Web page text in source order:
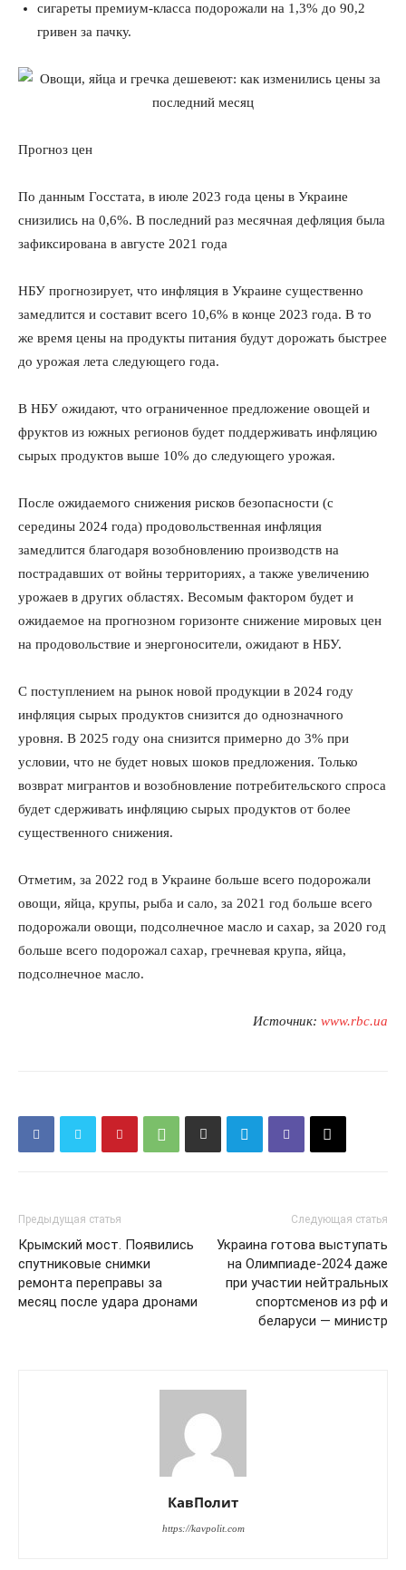
сигареты премиум-класса подорожали на 1,3% до 90,2
гривен за пачку.
Прогноз цен
По данным Госстата, в июле 2023 года цены в Украине
снизились на 0,6%. В последний раз месячная дефляция была
зафиксирована в августе 2021 года
НБУ прогнозирует, что инфляция в Украине существенно
замедлится и составит всего 10,6% в конце 2023 года. В то
же время цены на продукты питания будут дорожать быстрее
до урожая лета следующего года.
В НБУ ожидают, что ограниченное предложение овощей и
фруктов из южных регионов будет поддерживать инфляцию
сырых продуктов выше 10% до следующего урожая.
После ожидаемого снижения рисков безопасности (с
середины 2024 года) продовольственная инфляция
замедлится благодаря возобновлению производств на
пострадавших от войны территориях, а также увеличению
урожаев в других областях. Весомым фактором будет и
ожидаемое на прогнозном горизонте снижение мировых цен
на продовольствие и энергоносители, ожидают в НБУ.
С поступлением на рынок новой продукции в 2024 году
инфляция сырых продуктов снизится до однозначного
уровня. В 2025 году она снизится примерно до 3% при
условии, что не будет новых шоков предложения. Только
возврат мигрантов и возобновление потребительского спроса
будет сдерживать инфляцию сырых продуктов от более
существенного снижения.
Отметим, за 2022 год в Украине больше всего подорожали
овощи, яйца, крупы, рыба и сало, за 2021 год больше всего
подорожали овощи, подсолнечное масло и сахар, за 2020 год
больше всего подорожал сахар, гречневая крупа, яйца,
подсолнечное масло.
Источник: www.rbc.ua
Предыдущая статья
Крымский мост. Появились
спутниковые снимки
ремонта переправы за
месяц после удара дронами
Следующая статья
Украина готова выступать
на Олимпиаде-2024 даже
при участии нейтральных
спортсменов из рф и
беларуси — министр
КавПолит
https://kavpolit.com